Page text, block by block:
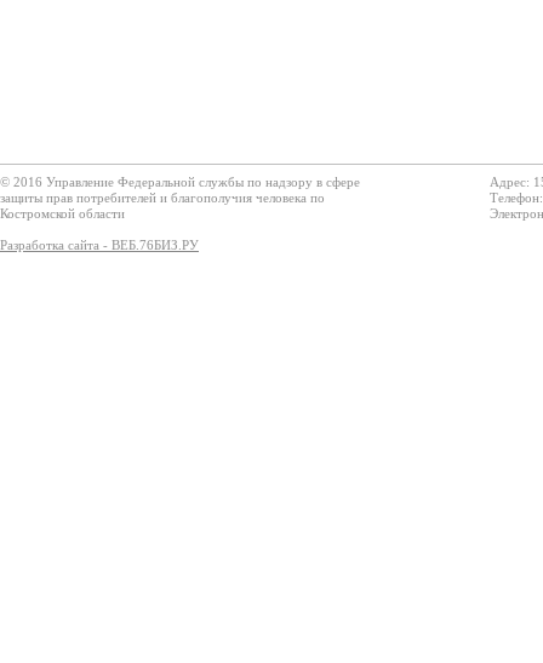
© 2016 Управление Федеральной службы по надзору в сфере
защиты прав потребителей и благополучия человека по
Костромской области
Разработка сайта - ВЕБ.76БИЗ.РУ
Адрес: